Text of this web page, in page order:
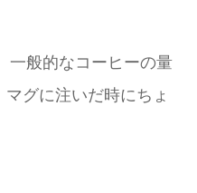
一般的なコーヒーの量
グに注いだ時にちょ